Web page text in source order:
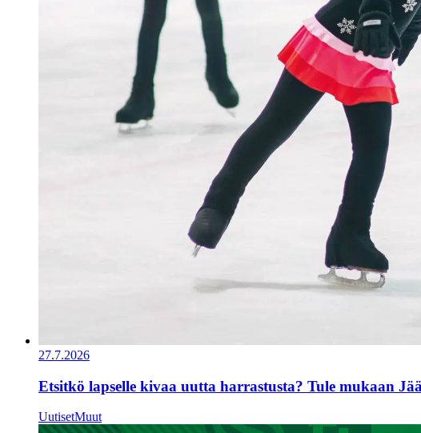
27.7.2026
Etsitkö lapselle kivaa uutta harrastusta? Tule mukaan
UutisetMuut